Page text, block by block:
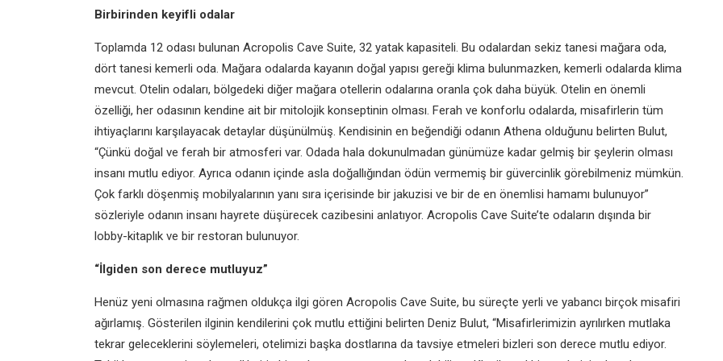
Birbirinden keyifli odalar
Toplamda 12 odası bulunan Acropolis Cave Suite, 32 yatak kapasiteli. Bu odalardan sekiz tanesi mağara oda,
dört tanesi kemerli oda. Mağara odalarda kayanın doğal yapısı gereği klima bulunmazken, kemerli odalarda klima
mevcut. Otelin odaları, bölgedeki diğer mağara otellerin odalarına oranla çok daha büyük. Otelin en önemli
özelliği, her odasının kendine ait bir mitolojik konseptinin olması. Ferah ve konforlu odalarda, misafirlerin tüm
ihtiyaçlarını karşılayacak detaylar düşünülmüş. Kendisinin en beğendiği odanın Athena olduğunu belirten Bulut,
“Çünkü doğal ve ferah bir atmosferi var. Odada hala dokunulmadan günümüze kadar gelmiş bir şeylerin olması
insanı mutlu ediyor. Ayrıca odanın içinde asla doğallığından ödün vermemiş bir güvercinlik görebilmeniz mümkün.
Çok farklı döşenmiş mobilyalarının yanı sıra içerisinde bir jakuzisi ve bir de en önemlisi hamamı bulunuyor”
sözleriyle odanın insanı hayrete düşürecek cazibesini anlatıyor. Acropolis Cave Suite’te odaların dışında bir
lobby-kitaplık ve bir restoran bulunuyor.
“İlgiden son derece mutluyuz”
Henüz yeni olmasına rağmen oldukça ilgi gören Acropolis Cave Suite, bu süreçte yerli ve yabancı birçok misafiri
ağırlamış. Gösterilen ilginin kendilerini çok mutlu ettiğini belirten Deniz Bulut, “Misafirlerimizin ayrılırken mutlaka
tekrar geleceklerini söylemeleri, otelimizi başka dostlarına da tavsiye etmeleri bizleri son derece mutlu ediyor.